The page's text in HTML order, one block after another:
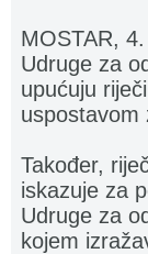
MOSTAR,
Udruge za
upućuju
uspostavom
Također,
iskazuje za
Udruge za
kojem